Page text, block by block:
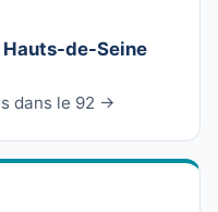
Hauts-de-Seine
dans le 92 →